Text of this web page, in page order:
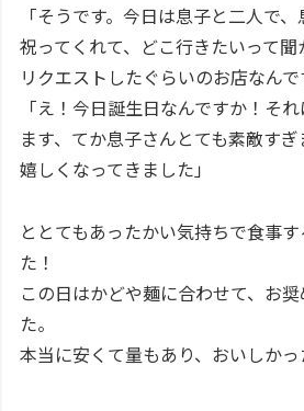
「そうです。今日は息子と二人で
祝ってくれて、どこ行きたいって
リクエストしたぐらいのお店なんで
「え！今日誕生日なんですか！そ
ます、てか息子さんとても素敵す
嬉しくなってきました」
ととてもあったかい気持ちで食事
た！
この日はかどや麺に合わせて、お
た。
本当に安くて量もあり、おいしかっ